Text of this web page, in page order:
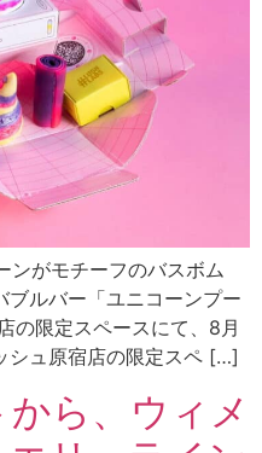
ンがモチーフのバスボム
ブルバー「ユニコーンプー
の限定スペースにて、8月
シュ原宿店の限定スペ […]
ら、ウィメ